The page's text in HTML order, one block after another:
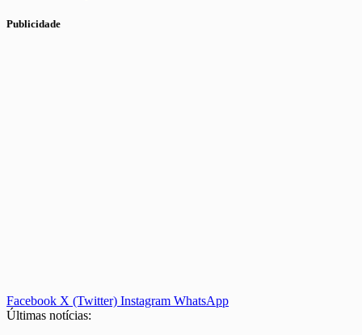
Publicidade
Facebook X (Twitter) Instagram WhatsApp
Últimas notícias: